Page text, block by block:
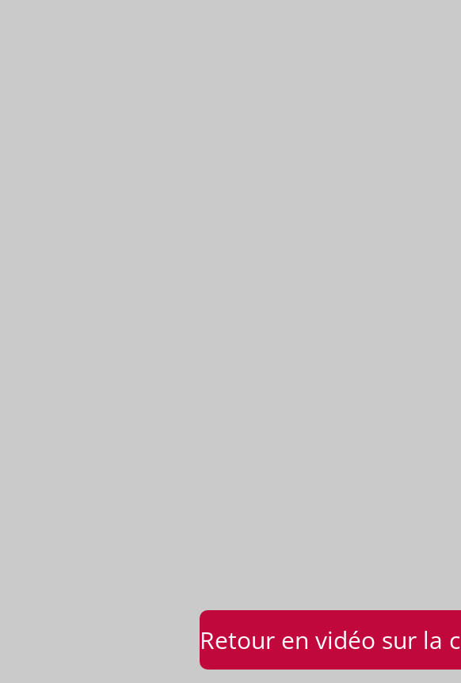
Retour en vidéo sur la